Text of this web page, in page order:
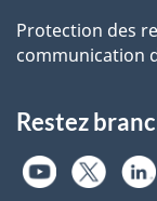
Protection des
communication
Restez